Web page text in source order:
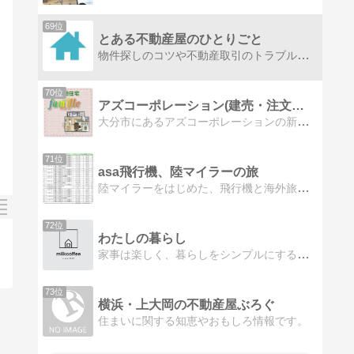
69位
とある不動産屋のひとりごと
物件探しのコツや不動産取引のトラブル防止法など、色々お役に立ちそうなものをアップしていきます！
70位
アズコーポレーション(建売・注文住宅)のスタッフブログ
大分市にあるアズコーポレーションの新築住宅「ファミーユ」について、子育て中の女性スタッフが綴るブログです。
71位
asa飛行機、陸マイラーの旅
陸マイラーをはじめた、飛行機と海外旅行だいすきな人妻です。
72位
わたしの暮らし
家事は楽しく、暮らしをシンプルにするために…適度に手を抜いて、自分好みのモノをそろえて、気が向いたら整理整頓をして…日々奮闘中です！ハムスターとの生活も綴っていきます。
73位
横浜・上大岡の不動産屋ぶろぐ
住まいに関する知恵やおもしろ情報です。